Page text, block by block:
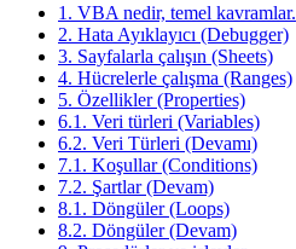
1. VBA nedir, temel kavramlar.
2. Hata Ayıklayıcı (Debugger)
3. Sayfalarla çalışın (Sheets)
4. Hücrelerle çalışma (Ranges)
5. Özellikler (Properties)
6.1. Veri türleri (Variables)
6.2. Veri Türleri (Devamı)
7.1. Koşullar (Conditions)
7.2. Şartlar (Devam)
8.1. Döngüler (Loops)
8.2. Döngüler (Devam)